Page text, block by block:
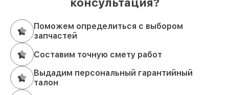
Поможем определиться с выбором
запчастей
Составим точную смету работ
Выдадим персональный гарантийный
талон